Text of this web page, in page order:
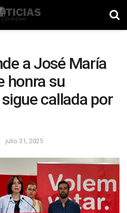
a José María
honra su
callada por
julio 31, 2025